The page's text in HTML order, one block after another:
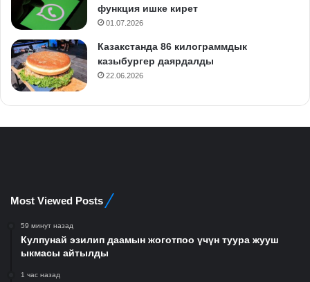
функция ишке кирет
01.07.2026
Казакстанда 86 килограммдык
казыбургер даярдалды
22.06.2026
Most Viewed Posts
59 минут назад
Кулпунай эзилип даамын жоготпоо үчүн туура жууш
ыкмасы айтылды
1 час назад